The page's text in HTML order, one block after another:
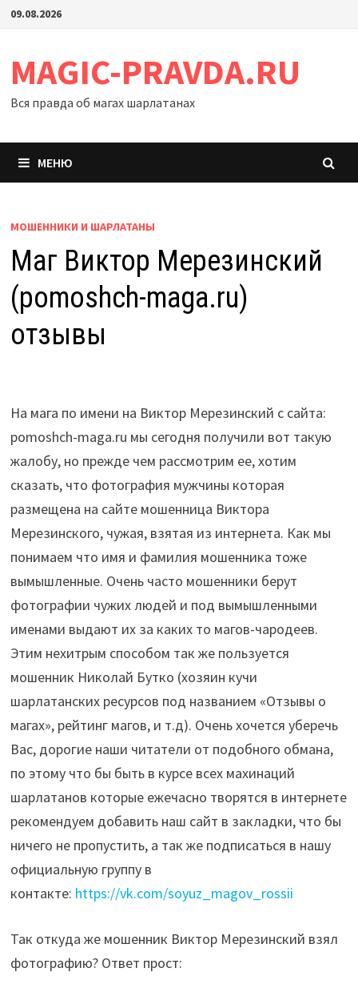
Перейти
09.08.2026
MAGIC-PRAVDA.RU
Вся правда об магах шарлатанах
МЕНЮ
МОШЕННИКИ И ШАРЛАТАНЫ
Маг Виктор Мерезинский
(pomoshch-maga.ru)
отзывы
На мага по имени на Виктор Мерезинский с сайта:
pomoshch-maga.ru мы сегодня получили вот такую
жалобу, но прежде чем рассмотрим ее, хотим
сказать, что фотография мужчины которая
размещена на сайте мошенница Виктора
Мерезинского, чужая, взятая из интернета. Как мы
понимаем что имя и фамилия мошенника тоже
вымышленные. Очень часто мошенники берут
фотографии чужих людей и под вымышленными
именами выдают их за каких то магов-чародеев.
Этим нехитрым способом так же пользуется
мошенник Николай Бутко (хозяин кучи
шарлатанских ресурсов под названием «Отзывы о
магах», рейтинг магов, и т.д). Очень хочется уберечь
Вас, дорогие наши читатели от подобного обмана,
по этому что бы быть в курсе всех махинаций
шарлатанов которые ежечасно творятся в интернете
рекомендуем добавить наш сайт в закладки, что бы
ничего не пропустить, а так же подписаться в нашу
официальную группу в
контакте: https://vk.com/soyuz_magov_rossii
Так откуда же мошенник Виктор Мерезинский взял
фотографию? Ответ прост: